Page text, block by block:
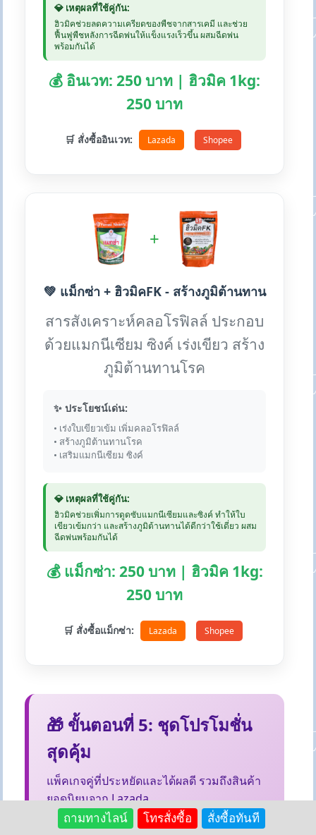
💎 เหตุผลที่ใช้คู่กัน:
ฮิวมิคช่วยลดความเครียดของพืชจากสารเคมี และช่วย
ฟื้นฟูพืชหลังการฉีดพ่นให้แข็งแรงเร็วขึ้น ผสมฉีดพ่น
พร้อมกันได้
💰 อินเวท: 250 บาท | ฮิวมิค 1kg:
250 บาท
🛒 สั่งซื้ออินเวท: Lazada Shopee
+
💚 แม็กซ่า + ฮิวมิคFK - สร้างภูมิต้านทาน
สารสังเคราะห์คลอโรฟิลล์ ประกอบ
ด้วยแมกนีเซียม ซิงค์ เร่งเขียว สร้าง
ภูมิต้านทานโรค
✨ ประโยชน์เด่น:
• เร่งใบเขียวเข้ม เพิ่มคลอโรฟิลล์
• สร้างภูมิต้านทานโรค
• เสริมแมกนีเซียม ซิงค์
💎 เหตุผลที่ใช้คู่กัน:
ฮิวมิคช่วยเพิ่มการดูดซับแมกนีเซียมและซิงค์ ทำให้ใบ
เขียวเข้มกว่า และสร้างภูมิต้านทานได้ดีกว่าใช้เดี่ยว ผสม
ฉีดพ่นพร้อมกันได้
💰 แม็กซ่า: 250 บาท | ฮิวมิค 1kg:
250 บาท
🛒 สั่งซื้อแม็กซ่า: Lazada Shopee
🎁 ขั้นตอนที่ 5: ชุดโปรโมชั่น
สุดคุ้ม
แพ็คเกจคู่ที่ประหยัดและได้ผลดี รวมถึงสินค้า
ยอดนิยมจาก Lazada
ถามทางไลน์ โทรสั่งซื้อ สั่งซื้อทันที